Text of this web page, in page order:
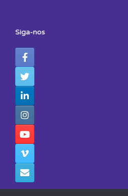
Siga-nos